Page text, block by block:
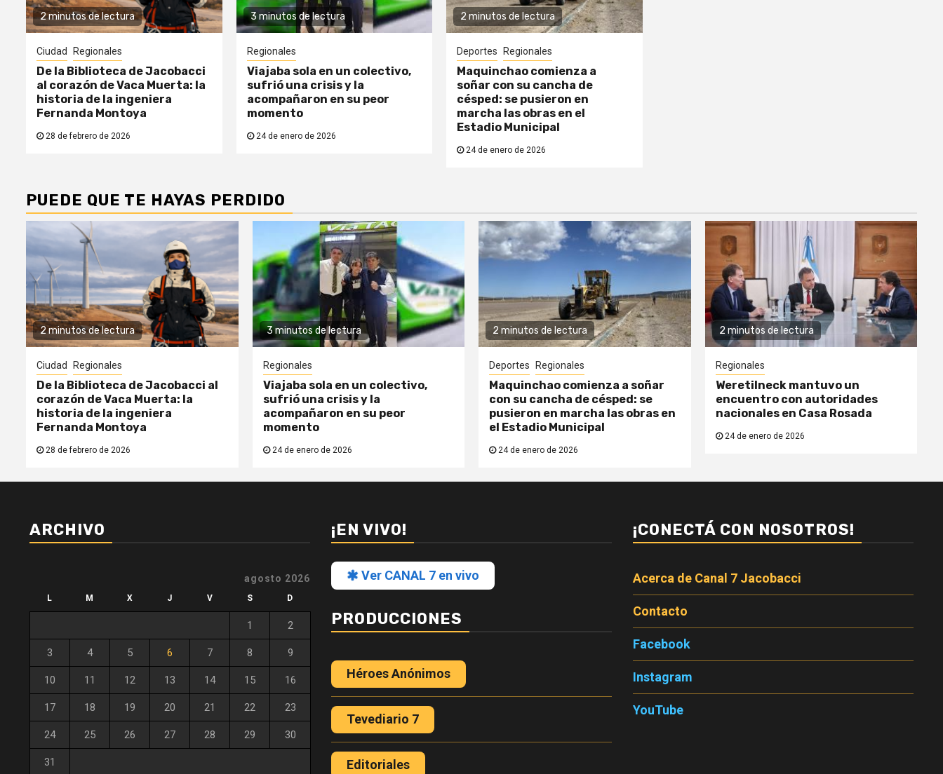
2 minutos de lectura
Ciudad Regionales
De la Biblioteca de Jacobacci
al corazón de Vaca Muerta: la
historia de la ingeniera
Fernanda Montoya
28 de febrero de 2026
3 minutos de lectura
Regionales
Viajaba sola en un colectivo,
sufrió una crisis y la
acompañaron en su peor
momento
24 de enero de 2026
2 minutos de lectura
Deportes Regionales
Maquinchao comienza a
soñar con su cancha de
césped: se pusieron en
marcha las obras en el
Estadio Municipal
24 de enero de 2026
PUEDE QUE TE HAYAS PERDIDO
2 minutos de lectura
Ciudad Regionales
De la Biblioteca de Jacobacci al
corazón de Vaca Muerta: la
historia de la ingeniera
Fernanda Montoya
28 de febrero de 2026
3 minutos de lectura
Regionales
Viajaba sola en un colectivo,
sufrió una crisis y la
acompañaron en su peor
momento
24 de enero de 2026
2 minutos de lectura
Deportes Regionales
Maquinchao comienza a soñar
con su cancha de césped: se
pusieron en marcha las obras en
el Estadio Municipal
24 de enero de 2026
2 minutos de lectura
Regionales
Weretilneck mantuvo un
encuentro con autoridades
nacionales en Casa Rosada
24 de enero de 2026
ARCHIVO
agosto 2026
L M X J V S D
1 2
3 4 5 6 7 8 9
10 11 12 13 14 15 16
17 18 19 20 21 22 23
24 25 26 27 28 29 30
31
¡EN VIVO!
Ver CANAL 7 en vivo
PRODUCCIONES
Héroes Anónimos
Tevediario 7
Editoriales
¡CONECTÁ CON NOSOTROS!
Acerca de Canal 7 Jacobacci
Contacto
Facebook
Instagram
YouTube